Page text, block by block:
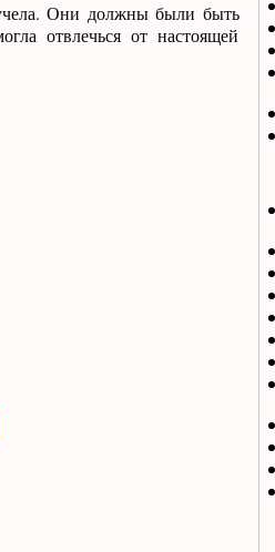
Они должны были быть
отвлечься от настоящей